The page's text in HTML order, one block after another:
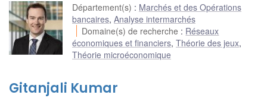
Département(s) : Marchés et des Opérations
bancaires, Analyse intermarchés
Domaine(s) de recherche : Réseaux
économiques et financiers, Théorie des jeux,
Théorie microéconomique
Gitanjali Kumar